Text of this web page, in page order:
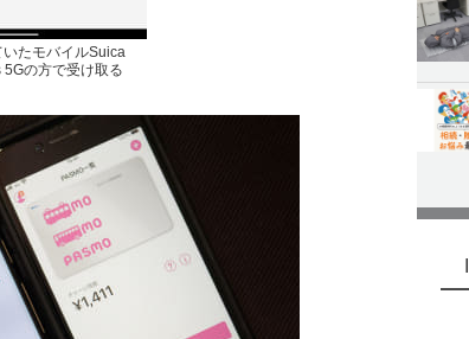
たモバイルSuica
の方で受け取る